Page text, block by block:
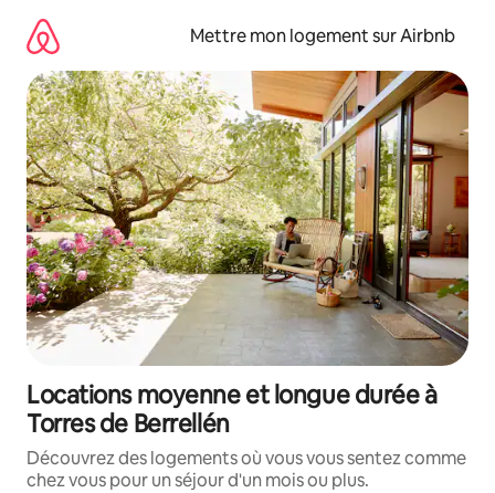
directement
contenu
Mettre mon logement sur Airbnb
Locations moyenne et longue durée à
Torres de Berrellén
Découvrez des logements où vous vous sentez comme
chez vous pour un séjour d'un mois ou plus.